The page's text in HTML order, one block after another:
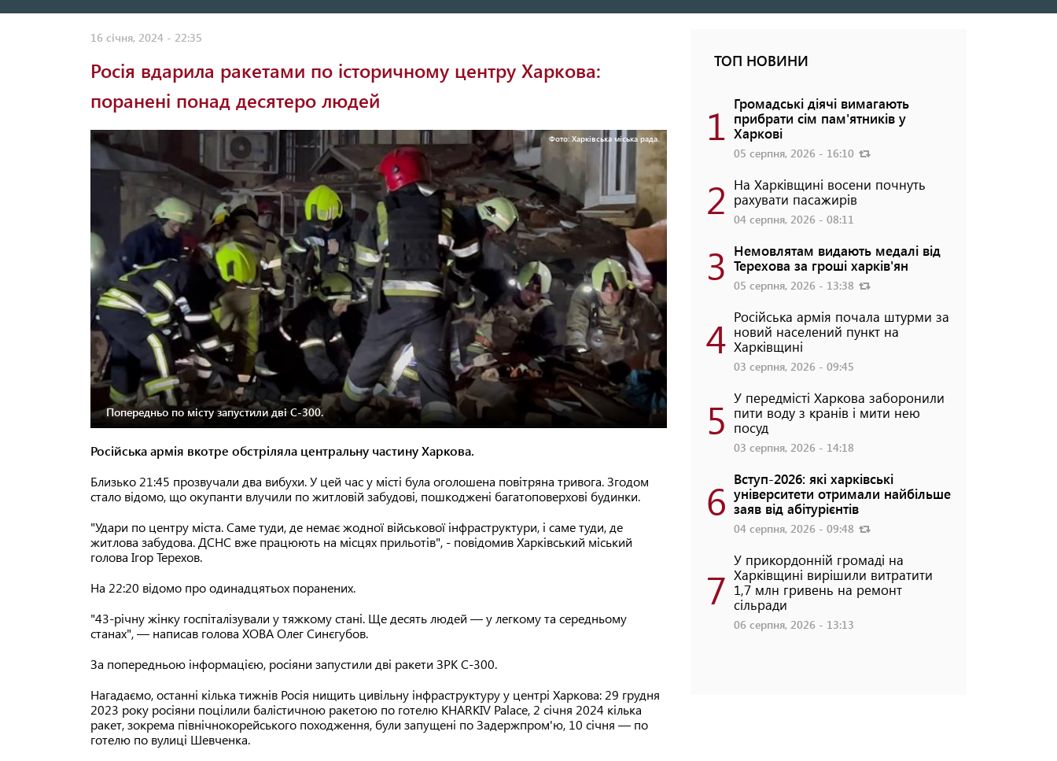
16 січня, 2024 - 22:35
Росія вдарила ракетами по історичному центру Харкова:
поранені понад десятеро людей
Фото: Харківська міська рада.
Попередньо по місту запустили дві С-300.
Російська армія вкотре обстріляла центральну частину Харкова.
Близько 21:45 прозвучали два вибухи. У цей час у місті була оголошена повітряна тривога. Згодом
стало відомо, що окупанти влучили по житловій забудові, пошкоджені багатоповерхові будинки.
"Удари по центру міста. Саме туди, де немає жодної військової інфраструктури, і саме туди, де
житлова забудова. ДСНС вже працюють на місцях прильотів", - повідомив Харківський міський
голова Ігор Терехов.
На 22:20 відомо про одинадцятьох поранених.
"43-річну жінку госпіталізували у тяжкому стані. Ще десять людей — у легкому та середньому
станах", — написав голова ХОВА Олег Синєгубов.
За попередньою інформацією, росіяни запустили дві ракети ЗРК С-300.
Нагадаємо, останні кілька тижнів Росія нищить цивільну інфраструктуру у центрі Харкова: 29 грудня
2023 року росіяни поцілили балістичною ракетою по готелю KHARKIV Palace, 2 січня 2024 кілька
ракет, зокрема північнокорейського походження, були запущені по Задержпром'ю, 10 січня — по
готелю по вулиці Шевченка.
ТОП НОВИНИ
1 Громадські діячі вимагають
прибрати сім пам'ятників у
Харкові
05 серпня, 2026 - 16:10
2 На Харківщині восени почнуть
рахувати пасажирів
04 серпня, 2026 - 08:11
3 Немовлятам видають медалі від
Терехова за гроші харків'ян
05 серпня, 2026 - 13:38
4 Російська армія почала штурми за
новий населений пункт на
Харківщині
03 серпня, 2026 - 09:45
5 У передмісті Харкова заборонили
пити воду з кранів і мити нею
посуд
03 серпня, 2026 - 14:18
6 Вступ-2026: які харківські
університети отримали найбільше
заяв від абітурієнтів
04 серпня, 2026 - 09:48
7
У прикордонній громаді на
Харківщині вирішили витратити
1,7 млн гривень на ремонт
сільради
06 серпня, 2026 - 13:13